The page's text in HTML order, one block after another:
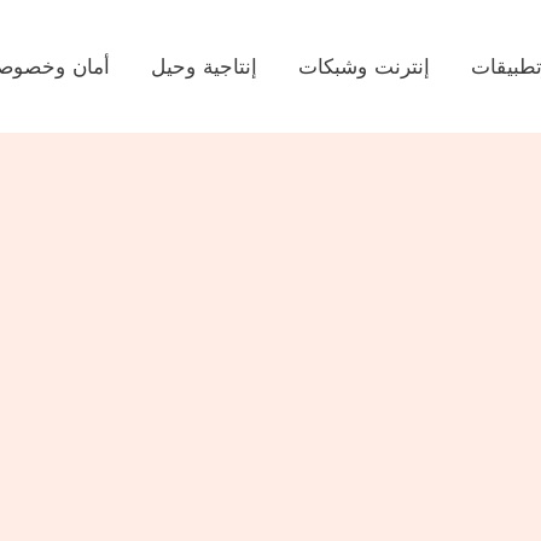
أمان إنتاجية وحيل إنترنت وشبكات